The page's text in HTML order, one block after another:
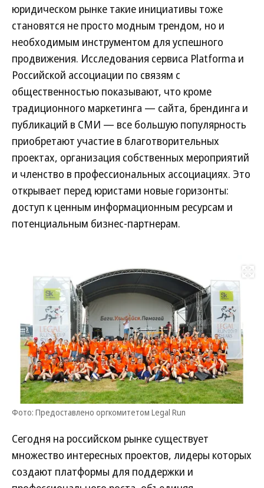
юридическом рынке такие инициативы тоже
становятся не просто модным трендом, но и
необходимым инструментом для успешного
продвижения. Исследования сервиса Platforma и
Российской ассоциации по связям с
общественностью показывают, что кроме
традиционного маркетинга — сайта, брендинга и
публикаций в СМИ — все большую популярность
приобретают участие в благотворительных
проектах, организация собственных мероприятий
и членство в профессиональных ассоциациях. Это
открывает перед юристами новые горизонты:
доступ к ценным информационным ресурсам и
потенциальным бизнес-партнерам.
Фото: Предоставлено оргкомитетом Legal Run
Сегодня на российском рынке существует
множество интересных проектов, лидеры которых
создают платформы для поддержки и